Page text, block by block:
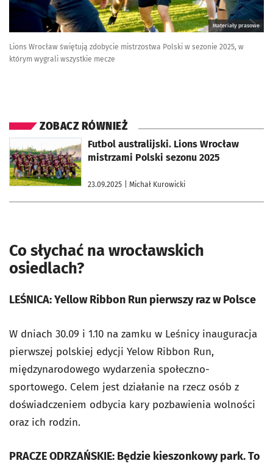
Materiały prasowe
Lions Wrocław świętują zdobycie mistrzostwa Polski w sezonie 2025, w
którym wygrali wszystkie mecze
ZOBACZ RÓWNIEŻ
Futbol australijski. Lions Wrocław
mistrzami Polski sezonu 2025
23.09.2025 | Michał Kurowicki
otworzy się w nowej karcie
Co słychać na wrocławskich
osiedlach?
LEŚNICA: Yellow Ribbon Run pierwszy raz w Polsce
W dniach 30.09 i 1.10 na zamku w Leśnicy inauguracja
pierwszej polskiej edycji Yelow Ribbon Run,
międzynarodowego wydarzenia społeczno-
sportowego. Celem jest działanie na rzecz osób z
doświadczeniem odbycia kary pozbawienia wolności
oraz ich rodzin.
PRACZE ODRZAŃSKIE: Będzie kieszonkowy park. To